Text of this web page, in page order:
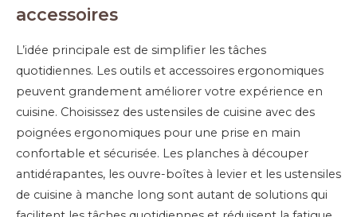
accessoires
L’idée principale est de simplifier les tâches
quotidiennes. Les outils et accessoires ergonomiques
peuvent grandement améliorer votre expérience en
cuisine. Choisissez des ustensiles de cuisine avec des
poignées ergonomiques pour une prise en main
confortable et sécurisée. Les planches à découper
antidérapantes, les ouvre-boîtes à levier et les ustensiles
de cuisine à manche long sont autant de solutions qui